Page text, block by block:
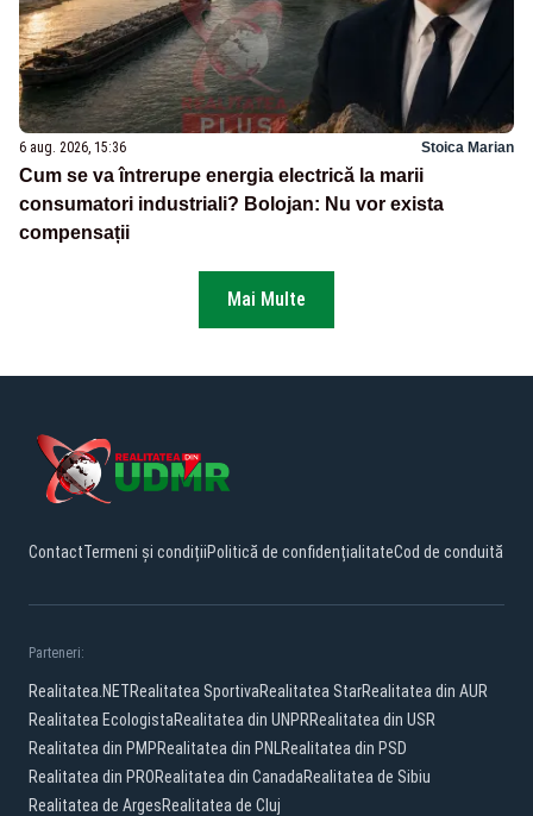
6 aug. 2026, 15:36 Stoica Marian
Cum se va întrerupe energia electrică la marii
consumatori industriali? Bolojan: Nu vor exista
compensații
Mai Multe
ContactTermeni și condițiiPolitică de confidențialitateCod de conduită
Parteneri:
Realitatea.NETRealitatea SportivaRealitatea StarRealitatea din AUR
Realitatea EcologistaRealitatea din UNPRRealitatea din USR
Realitatea din PMPRealitatea din PNLRealitatea din PSD
Realitatea din PRORealitatea din CanadaRealitatea de Sibiu
Realitatea de ArgesRealitatea de Cluj